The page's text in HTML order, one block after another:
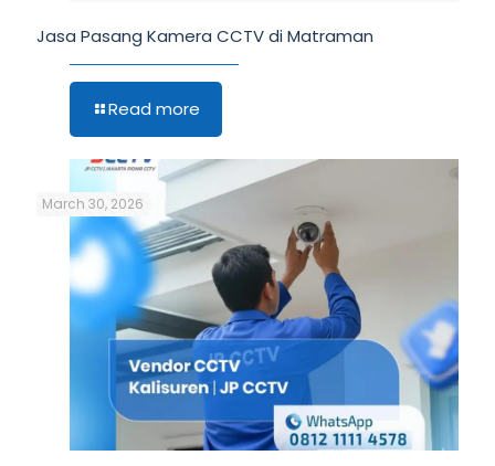
Jasa Pasang Kamera CCTV di Matraman
Read more
March 30, 2026